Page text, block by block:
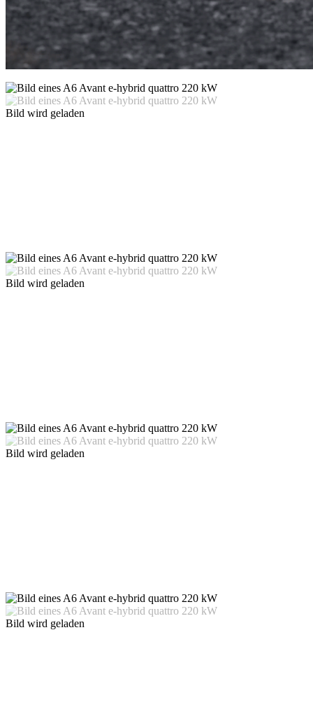
Bild wird geladen
Bild wird geladen
Bild wird geladen
Bild wird geladen